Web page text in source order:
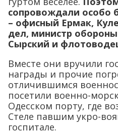
сопровождали особо
– офисный Ермак,
дел, министр
Сырский и
Вместе они вручили
награды и прочие
отличившимся
посетили военно-
Одесском порту, где
Стеле павшим укро-
госпитале.